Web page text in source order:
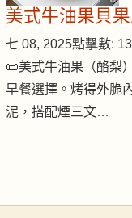
美式牛油果貝
七 08, 2025點擊數:
📜美式牛油果（酪梨
早餐選擇。烤得外脆
泥，搭配煙三文…